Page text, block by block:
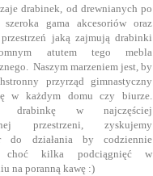
drabinek, od drewnianych po
szeroka gama akcesoriów oraz
jaką zajmują drabinki
atutem tego mebla
Naszym marzeniem jest, by
przyrząd gimnastyczny
w każdym domu czy biurze.
drabinkę w najczęściej
przestrzeni, zyskujemy
do działania by codziennie
choć kilka podciągnięć w
na poranną kawę :)